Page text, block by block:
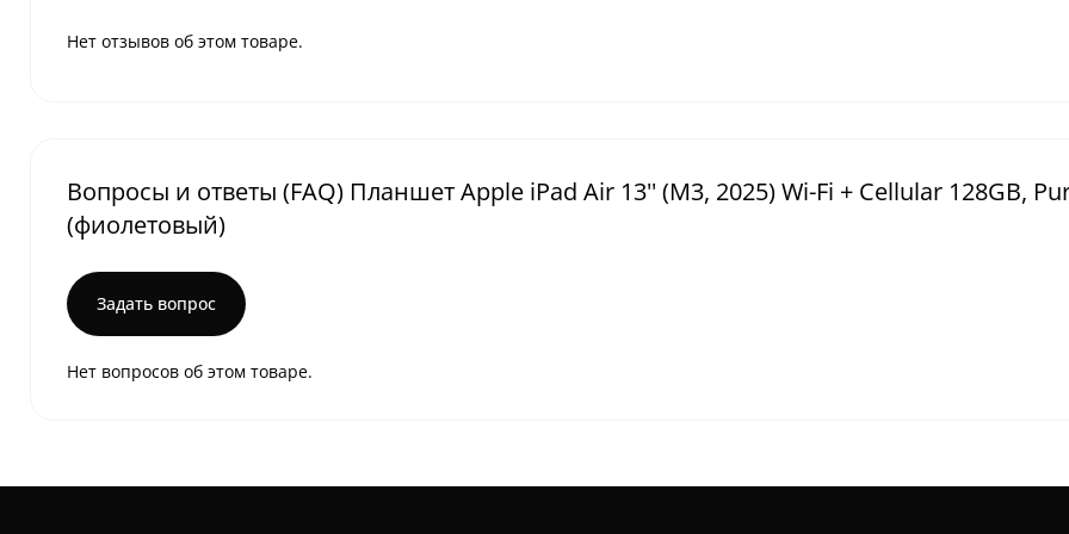
Нет отзывов об этом товаре.
Вопросы и ответы (FAQ) Планшет Apple iPad Air 13'' (M3, 2025) Wi-Fi + Cellular 128GB,
(фиолетовый)
Задать вопрос
Нет вопросов об этом товаре.